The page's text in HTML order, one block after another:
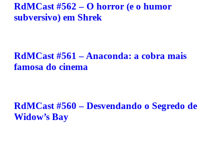
RdMCast #562 – O horror (e o humor
subversivo) em Shrek
RdMCast #561 – Anaconda: a cobra mais
famosa do cinema
RdMCast #560 – Desvendando o Segredo de
Widow’s Bay